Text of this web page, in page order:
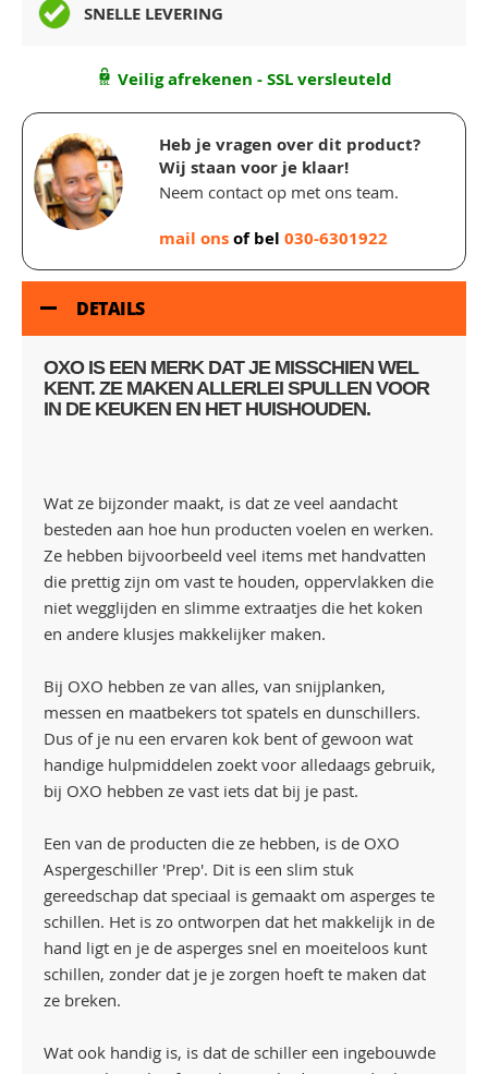
SNELLE LEVERING
Veilig afrekenen - SSL versleuteld
Heb je vragen over dit product?
Wij staan voor je klaar!
Neem contact op met ons team.
mail onsof bel 030-6301922
DETAILS
OXO IS EEN MERK DAT JE MISSCHIEN WEL
KENT. ZE MAKEN ALLERLEI SPULLEN VOOR
IN DE KEUKEN EN HET HUISHOUDEN.
Wat ze bijzonder maakt, is dat ze veel aandacht
besteden aan hoe hun producten voelen en werken.
Ze hebben bijvoorbeeld veel items met handvatten
die prettig zijn om vast te houden, oppervlakken die
niet wegglijden en slimme extraatjes die het koken
en andere klusjes makkelijker maken.
Bij OXO hebben ze van alles, van snijplanken,
messen en maatbekers tot spatels en dunschillers.
Dus of je nu een ervaren kok bent of gewoon wat
handige hulpmiddelen zoekt voor alledaags gebruik,
bij OXO hebben ze vast iets dat bij je past.
Een van de producten die ze hebben, is de OXO
Aspergeschiller 'Prep'. Dit is een slim stuk
gereedschap dat speciaal is gemaakt om asperges te
schillen. Het is zo ontworpen dat het makkelijk in de
hand ligt en je de asperges snel en moeiteloos kunt
schillen, zonder dat je je zorgen hoeft te maken dat
ze breken.
Wat ook handig is, is dat de schiller een ingebouwde